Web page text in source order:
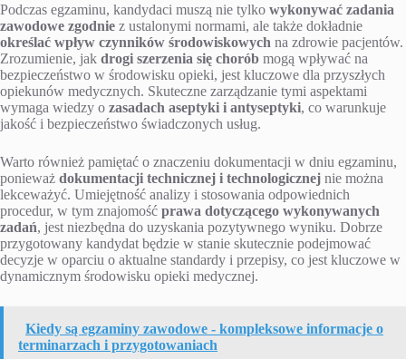
Podczas egzaminu, kandydaci muszą nie tylko wykonywać zadania
zawodowe zgodnie z ustalonymi normami, ale także dokładnie
określać wpływ czynników środowiskowych na zdrowie pacjentów.
Zrozumienie, jak drogi szerzenia się chorób mogą wpływać na
bezpieczeństwo w środowisku opieki, jest kluczowe dla przyszłych
opiekunów medycznych. Skuteczne zarządzanie tymi aspektami
wymaga wiedzy o zasadach aseptyki i antyseptyki, co warunkuje
jakość i bezpieczeństwo świadczonych usług.
Warto również pamiętać o znaczeniu dokumentacji w dniu egzaminu,
ponieważ dokumentacji technicznej i technologicznej nie można
lekceważyć. Umiejętność analizy i stosowania odpowiednich
procedur, w tym znajomość prawa dotyczącego wykonywanych
zadań, jest niezbędna do uzyskania pozytywnego wyniku. Dobrze
przygotowany kandydat będzie w stanie skutecznie podejmować
decyzje w oparciu o aktualne standardy i przepisy, co jest kluczowe w
dynamicznym środowisku opieki medycznej.
Kiedy są egzaminy zawodowe - kompleksowe informacje o
terminarzach i przygotowaniach